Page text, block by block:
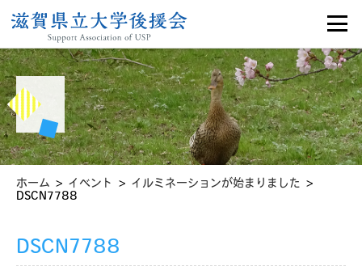
ホーム > イベント > イルミネーションが始まりました >
DSCN7788
DSCN7788